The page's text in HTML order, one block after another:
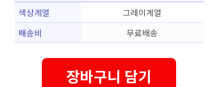
색상계열
그레이계열
배송비
무료배송
장바구니 담기